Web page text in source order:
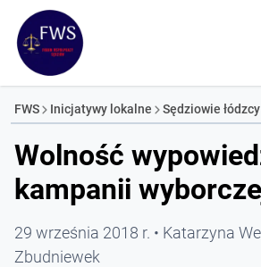
FWS Inicjatywy lokalne Sędziowie łódzcy
Wolność
kampanii
29 września 2018 r.
Katarzyna
Zbudniewek